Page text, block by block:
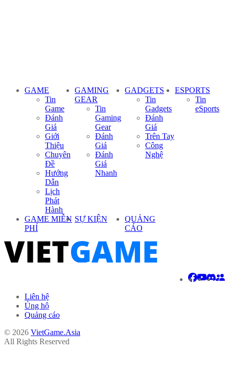
GAME
Tin
Game
Đánh
Giá
Giới
Thiệu
Chuyên
Đề
Hướng
Dẫn
Lịch
Phát
Hành
GAMING
GEAR
Tin
Gaming
Gear
Đánh
Giá
Đánh
Giá
Nhanh
GADGETS
Tin
Gadgets
Đánh
Giá
Trên Tay
Công
Nghệ
ESPORTS
Tin
eSports
GAME MIỄN
PHÍ
SỰ KIỆN
QUẢNG
CÁO
Liên hệ
Ủng hộ
Quảng cáo
© 2026 VietGame.Asia
All Rights Reserved